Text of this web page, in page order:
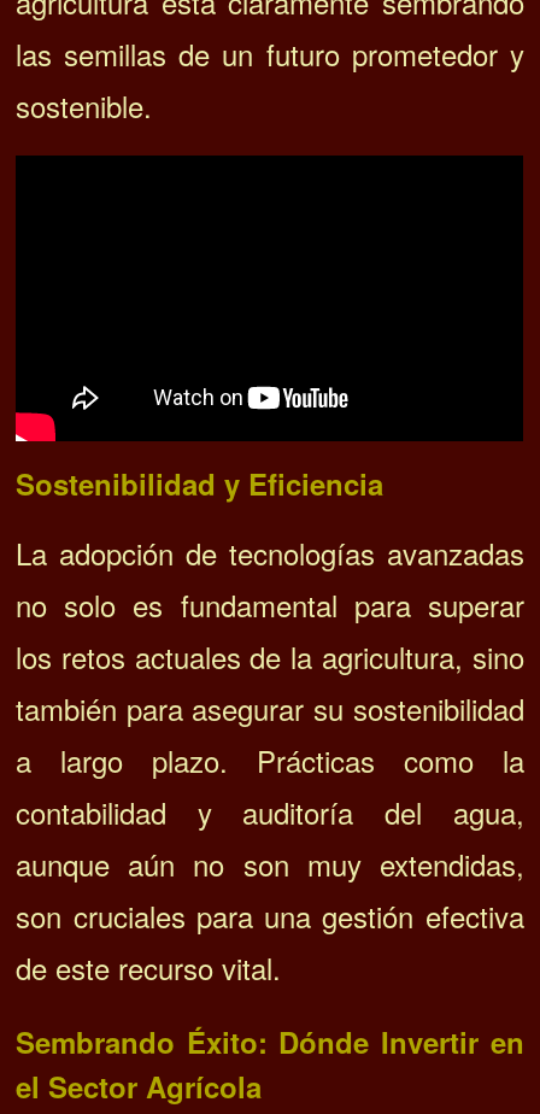
las semillas de un futuro prometedor y
sostenible.
Sostenibilidad y Eficiencia
La adopción de tecnologías avanzadas
no solo es fundamental para superar
los retos actuales de la agricultura, sino
también para asegurar su sostenibilidad
a largo plazo. Prácticas como la
contabilidad y auditoría del agua,
aunque aún no son muy extendidas,
son cruciales para una gestión efectiva
de este recurso vital.
Sembrando Éxito: Dónde Invertir en
el Sector Agrícola